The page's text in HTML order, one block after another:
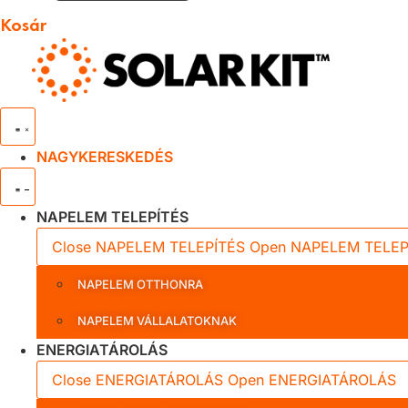
Kosár
NAGYKERESKEDÉS
NAPELEM TELEPÍTÉS
Close NAPELEM TELEPÍTÉS Open NAPELEM
NAPELEM OTTHONRA
NAPELEM VÁLLALATOKNAK
ENERGIATÁROLÁS
Close ENERGIATÁROLÁS Open ENERGIATÁROLÁS